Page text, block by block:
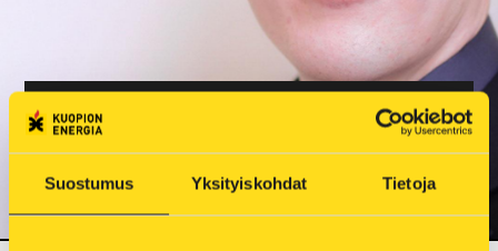
Suostumus Yksityiskohdat Tietoja
Samuli Räisänen, käyttöpäällikkö